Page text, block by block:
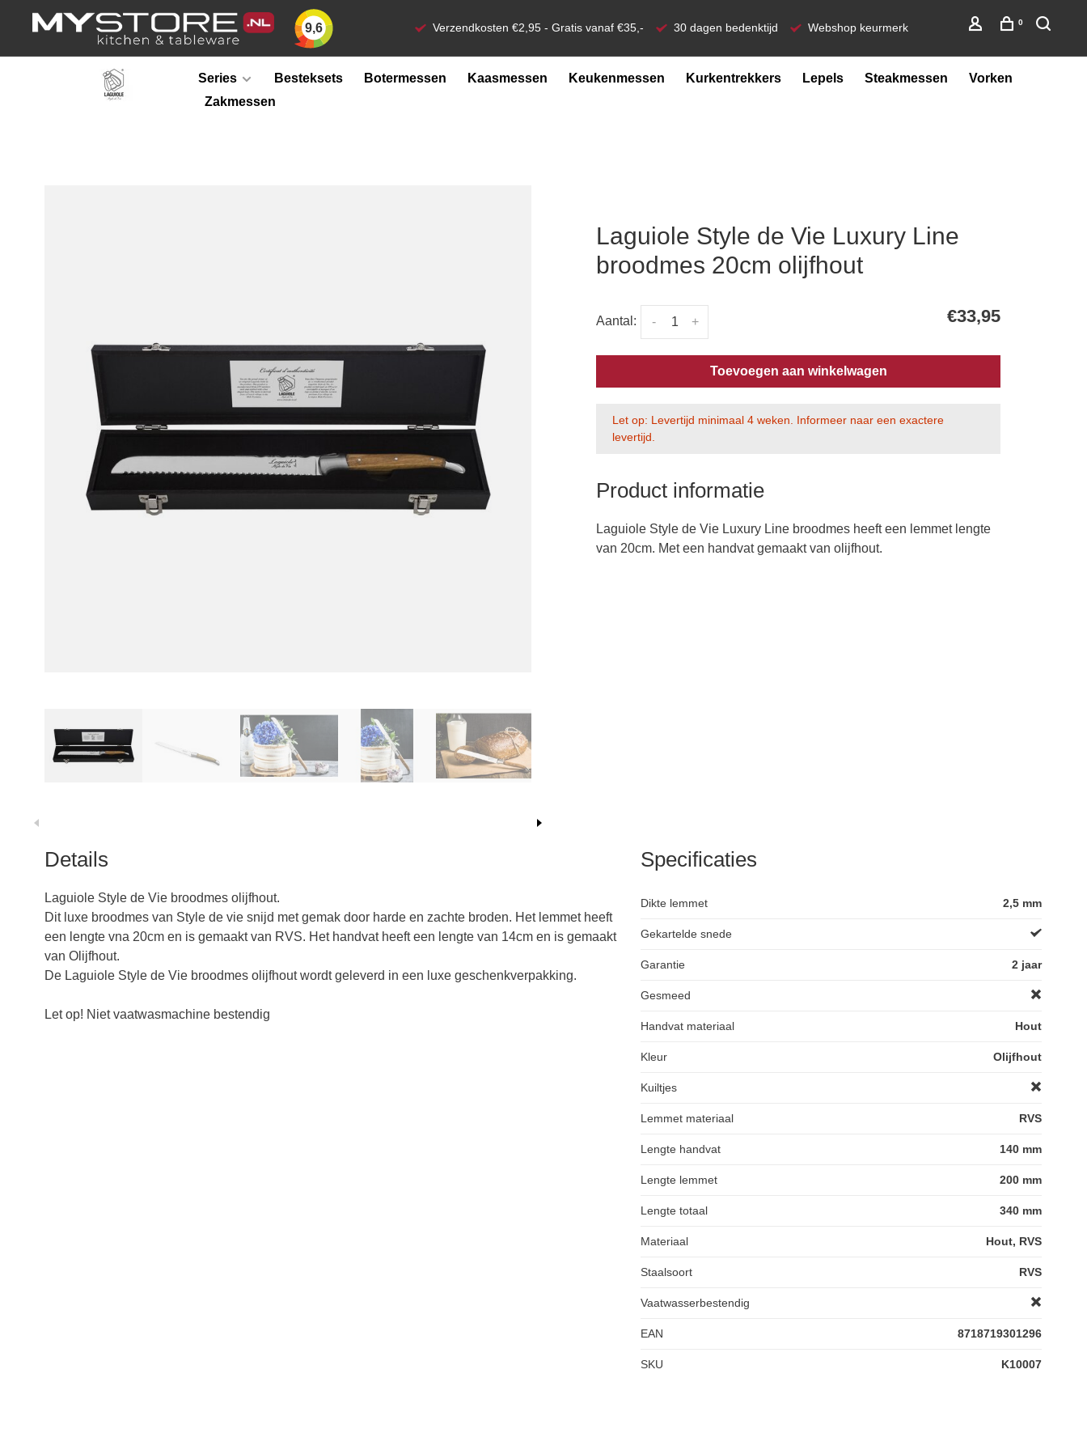
9,6 Verzendkosten €2,95 - Gratis vanaf €35,- 30 dagen bedenktijd Webshop keurmerk 0
Series Besteksets Botermessen Kaasmessen Keukenmessen Kurkentrekkers Lepels Steakmessen
Vorken
Zakmessen
Laguiole Style de Vie Luxury Line
broodmes 20cm olijfhout
Aantal: +
- €33,95
Toevoegen aan winkelwagen
Let op: Levertijd minimaal 4 weken. Informeer naar een exactere
levertijd.
Product informatie
Laguiole Style de Vie Luxury Line broodmes heeft een lemmet lengte
van 20cm. Met een handvat gemaakt van olijfhout.
Details
Laguiole Style de Vie broodmes olijfhout.
Dit luxe broodmes van Style de vie snijd met gemak door harde en zachte broden. Het lemmet heeft
een lengte vna 20cm en is gemaakt van RVS. Het handvat heeft een lengte van 14cm en is gemaakt
van Olijfhout.
De Laguiole Style de Vie broodmes olijfhout wordt geleverd in een luxe geschenkverpakking.
Let op! Niet vaatwasmachine bestendig
Specificaties
Dikte lemmet 2,5 mm
Gekartelde snede
Garantie 2 jaar
Gesmeed
Handvat materiaal Hout
Kleur Olijfhout
Kuiltjes
Lemmet materiaal RVS
Lengte handvat 140 mm
Lengte lemmet 200 mm
Lengte totaal 340 mm
Materiaal Hout, RVS
Staalsoort RVS
Vaatwasserbestendig
EAN 8718719301296
SKU K10007